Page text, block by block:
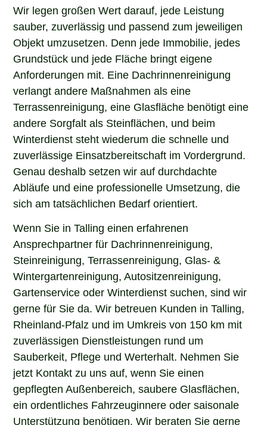
Wir legen großen Wert darauf, jede Leistung
sauber, zuverlässig und passend zum jeweiligen
Objekt umzusetzen. Denn jede Immobilie, jedes
Grundstück und jede Fläche bringt eigene
Anforderungen mit. Eine Dachrinnenreinigung
verlangt andere Maßnahmen als eine
Terrassenreinigung, eine Glasfläche benötigt eine
andere Sorgfalt als Steinflächen, und beim
Winterdienst steht wiederum die schnelle und
zuverlässige Einsatzbereitschaft im Vordergrund.
Genau deshalb setzen wir auf durchdachte
Abläufe und eine professionelle Umsetzung, die
sich am tatsächlichen Bedarf orientiert.
Wenn Sie in Talling einen erfahrenen
Ansprechpartner für Dachrinnenreinigung,
Steinreinigung, Terrassenreinigung, Glas- &
Wintergartenreinigung, Autositzenreinigung,
Gartenservice oder Winterdienst suchen, sind wir
gerne für Sie da. Wir betreuen Kunden in Talling,
Rheinland-Pfalz und im Umkreis von 150 km mit
zuverlässigen Dienstleistungen rund um
Sauberkeit, Pflege und Werterhalt. Nehmen Sie
jetzt Kontakt zu uns auf, wenn Sie einen
gepflegten Außenbereich, saubere Glasflächen,
ein ordentliches Fahrzeuginnere oder saisonale
Unterstützung benötigen. Wir beraten Sie gerne